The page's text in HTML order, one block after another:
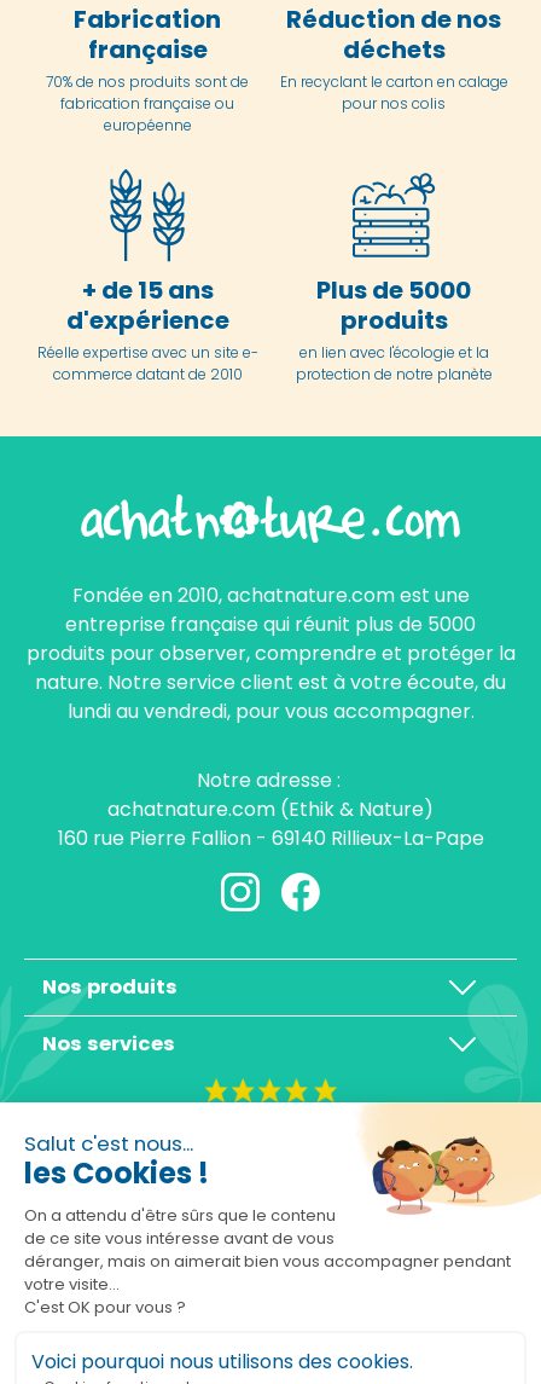
Salut c'est nous...
les Cookies !
On a attendu d'être sûrs que le contenu
de ce site vous intéresse avant de vous
déranger, mais on aimerait bien vous accompagner pendant
votre visite...
C'est OK pour vous ?
Voici pourquoi nous utilisons des cookies.
Fabrication
française
70% de nos produits sont de
fabrication française ou
européenne
Réduction de nos
déchets
En recyclant le carton en calage
pour nos colis
+ de 15 ans
d'expérience
Réelle expertise avec un site e-
commerce datant de 2010
Plus de 5000
produits
en lien avec l'écologie et la
protection de notre planète
Fondée en 2010, achatnature.com est une
entreprise française qui réunit plus de 5000
produits pour observer, comprendre et protéger la
nature. Notre service client est à votre écoute, du
lundi au vendredi, pour vous accompagner.
Notre adresse :
achatnature.com (Ethik & Nature)
160 rue Pierre Fallion - 69140 Rillieux-La-Pape
Nos produits
Nos services